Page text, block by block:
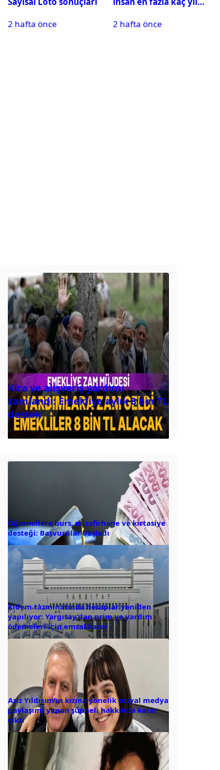
2 hafta önce
2 hafta önce
Kira ve alışveriş yardımı
zamlandı: Emekliye aylık 8 bin TL
destek
Öğrencilere burs, misafirhane ve kırtasiye
desteği: Başvurular başladı
Kıdem tazminatında hesaplar yeniden
yapılıyor: Yargıtay’dan prim ve yardım
ödemeleri için emsal karar
Aziz Yıldırım’ın kızına yönelik sosyal medya
paylaşımı yapan şüpheli hakkında karar
çıktı